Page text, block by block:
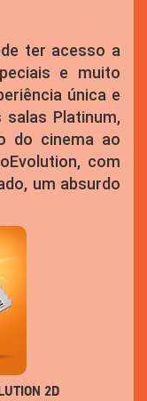
ter acesso a
e muito
única e
Platinum,
do cinema ao
com
um absurdo
2D